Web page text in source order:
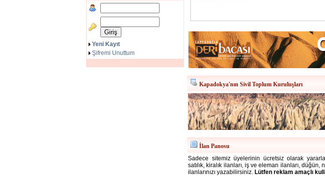
Yeni Kayıt
Şifremi Unuttum
Kapadokya'nın Sivil Toplum Kuruluşları
İlan Panosu
Sadece sitemiz üyelerinin ücretsiz olarak
satılık, kiralık ilanları, iş ve eleman ilanları,
ilanlarınızı yazabilirsiniz. Lütfen reklam amaçlı